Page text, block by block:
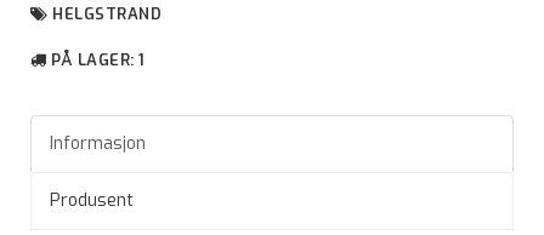
HELGSTRAND
PÅ LAGER: 1
Informasjon
Produsent